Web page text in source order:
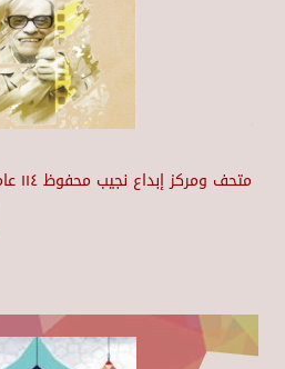
متحف ومركز إبداع نجيب محفوظ ١١٤ عاماً على ميلاد صاحب الثلاثية